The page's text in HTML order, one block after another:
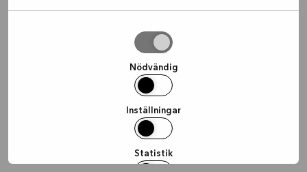
Nödvändig
Inställningar
Statistik